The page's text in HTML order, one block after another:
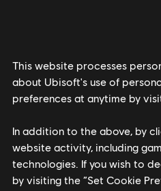
ATUALIZAÇÃO
This website processes
about Ubisoft's use of
preferences at anytime by
In addition to the above, by
website activity, including
technologies. If you wish to
by visiting the “Set Cookie